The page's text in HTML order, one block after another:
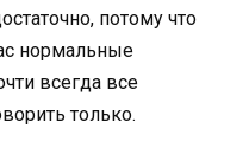
потому что
нормальные
всегда все
только.